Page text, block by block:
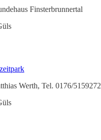
Finsterbrunnertal
Werth, Tel. 0176/